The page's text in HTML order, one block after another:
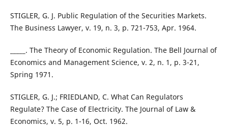
STIGLER, G. J. Public Regulation of the Securities Markets.
The Business Lawyer, v. 19, n. 3, p. 721-753, Apr. 1964.
_____. The Theory of Economic Regulation. The Bell Journal of
Economics and Management Science, v. 2, n. 1, p. 3-21,
Spring 1971.
STIGLER, G. J.; FRIEDLAND, C. What Can Regulators
Regulate? The Case of Electricity. The Journal of Law &
Economics, v. 5, p. 1-16, Oct. 1962.